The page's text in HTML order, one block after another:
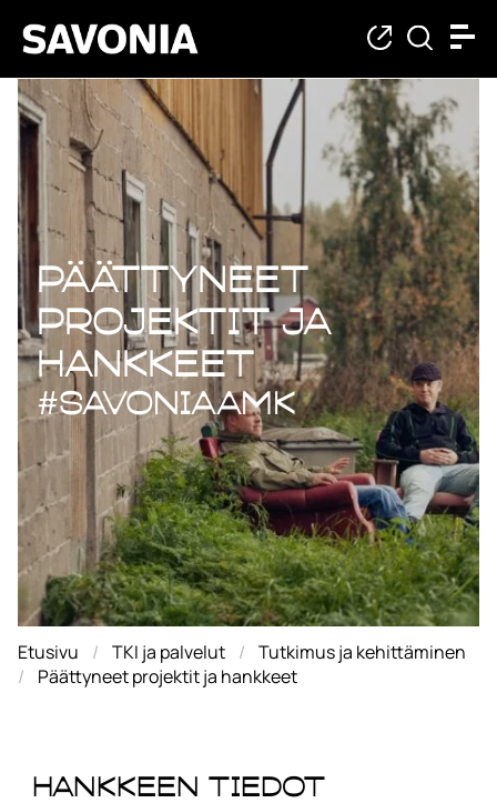
Päättyneet
Päättyneet
projektit ja
hankkeet
#savoniaAMK
Etusivu TKI ja palvelut
Tutkimus ja kehittäminen
Päättyneet projektit ja hankkeet
Hankkeen tiedot